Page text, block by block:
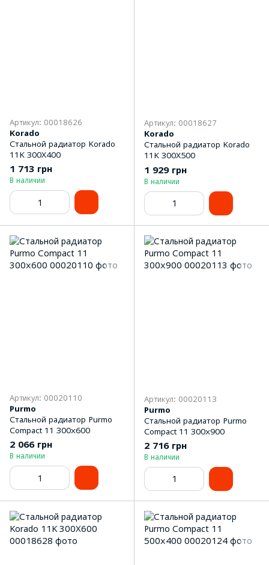
Артикул: 00018626
Korado
Стальной радиатор Korado
11K 300Х400
1 713 грн
В наличии
Артикул: 00018627
Korado
Стальной радиатор Korado
11K 300Х500
1 929 грн
В наличии
Артикул: 00020110
Purmo
Стальной радиатор Purmo
Compact 11 300х600
2 066 грн
В наличии
Артикул: 00020113
Purmo
Стальной радиатор Purmo
Compact 11 300х900
2 716 грн
В наличии